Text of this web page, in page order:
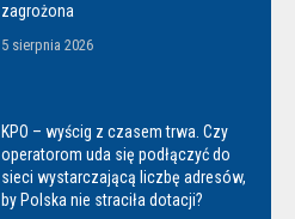
zagrożona
5 sierpnia 2026
KPO – wyścig z czasem trwa. Czy
operatorom uda się podłączyć do
sieci wystarczającą liczbę adresów,
by Polska nie straciła dotacji?